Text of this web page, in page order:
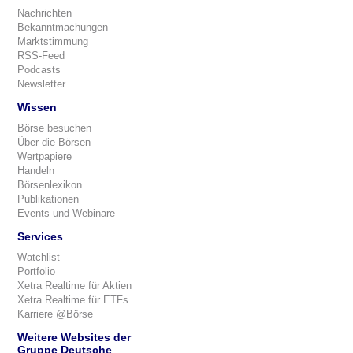
Nachrichten
Bekanntmachungen
Marktstimmung
RSS-Feed
Podcasts
Newsletter
Wissen
Börse besuchen
Über die Börsen
Wertpapiere
Handeln
Börsenlexikon
Publikationen
Events und Webinare
Services
Watchlist
Portfolio
Xetra Realtime für Aktien
Xetra Realtime für ETFs
Karriere @Börse
Weitere Websites der
Gruppe Deutsche